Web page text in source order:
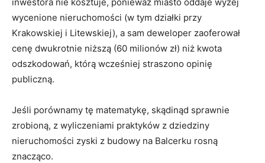
wycenione nieruchomości (w tym działki przy
Krakowskiej i Litewskiej), a sam deweloper zaoferował
cenę dwukrotnie niższą (60 milionów zł) niż kwota
odszkodowań, którą wcześniej straszono opinię
publiczną.
Jeśli porównamy tę matematykę, skądinąd sprawnie
zrobioną, z wyliczeniami praktyków z dziedziny
nieruchomości zyski z budowy na Balcerku rosną
znacząco.